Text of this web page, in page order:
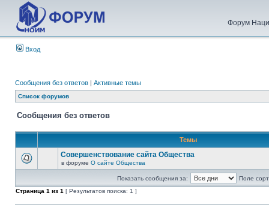
Форум
Вход
Сообщения без ответов | Активные темы
Список форумов
Сообщения без ответов
Темы
Совершенствование сайта Общества
в форуме О сайте Общества
Показать сообщения за:
Поле
Страница 1 из 1 [ Результатов поиска: 1 ]